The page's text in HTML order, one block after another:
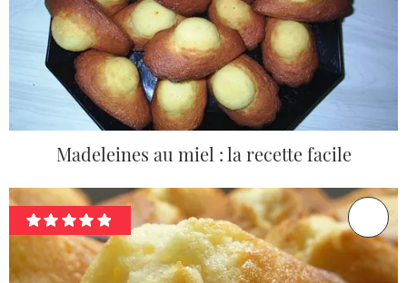
Madeleines au miel : la recette facile